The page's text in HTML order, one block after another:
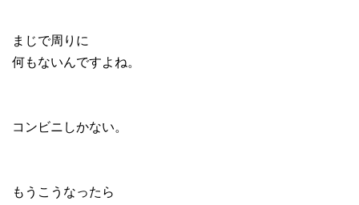
まじで周りに
何もないんですよね。
コンビニしかない。
もうこうなったら